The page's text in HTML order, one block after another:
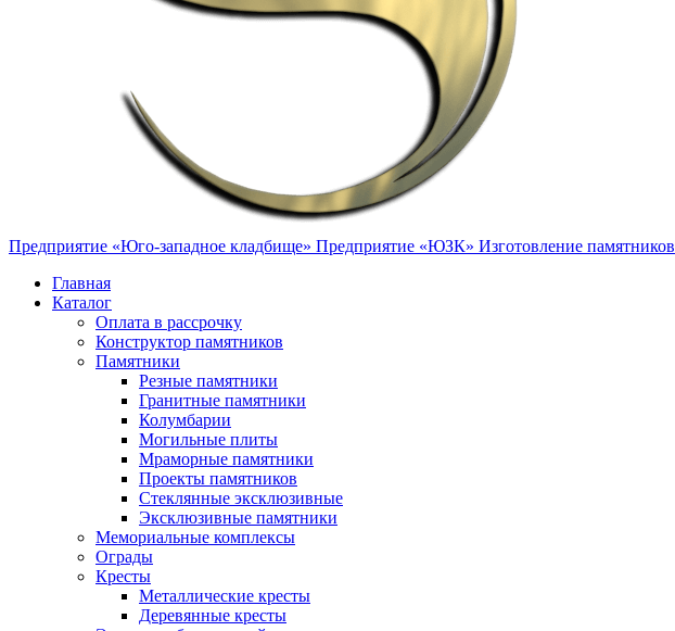
Предприятие «Юго-западное кладбище» Предприятие «ЮЗК» Изготовление памятников
Главная
Каталог
Оплата в рассрочку
Конструктор памятников
Памятники
Резные памятники
Гранитные памятники
Колумбарии
Могильные плиты
Мраморные памятники
Проекты памятников
Стеклянные эксклюзивные
Эксклюзивные памятники
Мемориальные комплексы
Ограды
Кресты
Металлические кресты
Деревянные кресты